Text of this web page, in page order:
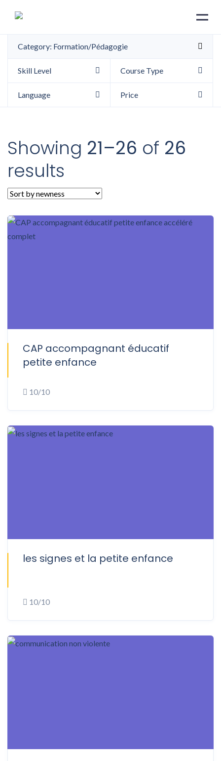
Category: Formation/Pédagogie
Skill Level Course Type
Language Price
Showing 21–26 of 26
results
CAP accompagnant éducatif
petite enfance
10/10
les signes et la petite enfance
10/10